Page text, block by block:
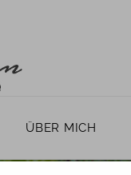
ÜBER MICH